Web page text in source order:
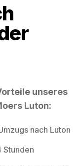
unseres
Luton:
nach Luton
Stunden